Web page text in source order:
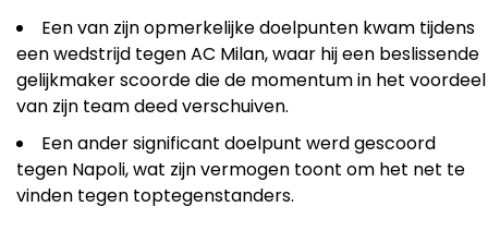
Een van zijn opmerkelijke doelpunten kwam tijdens
een wedstrijd tegen AC Milan, waar hij een beslissende
gelijkmaker scoorde die de momentum in het voordeel
van zijn team deed verschuiven.
Een ander significant doelpunt werd gescoord
tegen Napoli, wat zijn vermogen toont om het net te
vinden tegen toptegenstanders.